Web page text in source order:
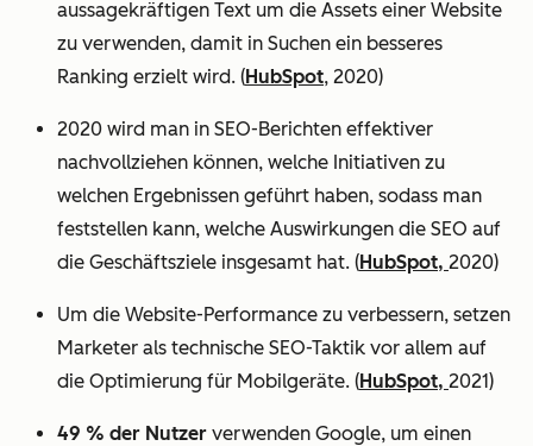
aussagekräftigen Text um die Assets einer Website
zu verwenden, damit in Suchen ein besseres
Ranking erzielt wird. (HubSpot, 2020)
2020 wird man in SEO-Berichten effektiver
nachvollziehen können, welche Initiativen zu
welchen Ergebnissen geführt haben, sodass man
feststellen kann, welche Auswirkungen die SEO auf
die Geschäftsziele insgesamt hat. (HubSpot, 2020)
Um die Website-Performance zu verbessern, setzen
Marketer als technische SEO-Taktik vor allem auf
die Optimierung für Mobilgeräte. (HubSpot, 2021)
49 % der Nutzer verwenden Google, um einen